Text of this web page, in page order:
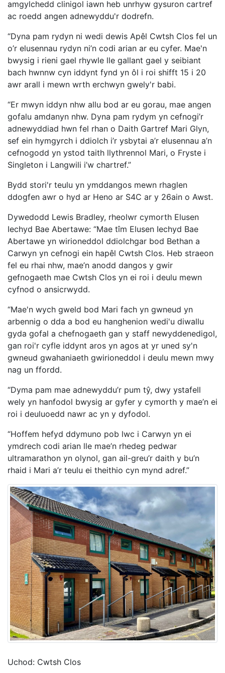
amgylchedd clinigol iawn heb unrhyw gysuron cartref
ac roedd angen adnewyddu'r dodrefn.
“Dyna pam rydyn ni wedi dewis Apêl Cwtsh Clos fel un
o’r elusennau rydyn ni’n codi arian ar eu cyfer. Mae'n
bwysig i rieni gael rhywle lle gallant gael y seibiant
bach hwnnw cyn iddynt fynd yn ôl i roi shifft 15 i 20
awr arall i mewn wrth erchwyn gwely'r babi.
“Er mwyn iddyn nhw allu bod ar eu gorau, mae angen
gofalu amdanyn nhw. Dyna pam rydym yn cefnogi’r
adnewyddiad hwn fel rhan o Daith Gartref Mari Glyn,
sef ein hymgyrch i ddiolch i’r ysbytai a’r elusennau a’n
cefnogodd yn ystod taith llythrennol Mari, o Fryste i
Singleton i Langwili i’w chartref.”
Bydd stori'r teulu yn ymddangos mewn rhaglen
ddogfen awr o hyd ar Heno ar S4C ar y 26ain o Awst.
Dywedodd Lewis Bradley, rheolwr cymorth Elusen
Iechyd Bae Abertawe: “Mae tîm Elusen Iechyd Bae
Abertawe yn wirioneddol ddiolchgar bod Bethan a
Carwyn yn cefnogi ein hapêl Cwtsh Clos. Heb straeon
fel eu rhai nhw, mae’n anodd dangos y gwir
gefnogaeth mae Cwtsh Clos yn ei roi i deulu mewn
cyfnod o ansicrwydd.
“Mae'n wych gweld bod Mari fach yn gwneud yn
arbennig o dda a bod eu hanghenion wedi'u diwallu
gyda gofal a chefnogaeth gan y staff newyddenedigol,
gan roi'r cyfle iddynt aros yn agos at yr uned sy'n
gwneud gwahaniaeth gwirioneddol i deulu mewn mwy
nag un ffordd.
“Dyma pam mae adnewyddu’r pum tŷ, dwy ystafell
wely yn hanfodol bwysig ar gyfer y cymorth y mae’n ei
roi i deuluoedd nawr ac yn y dyfodol.
“Hoffem hefyd ddymuno pob lwc i Carwyn yn ei
ymdrech codi arian lle mae’n rhedeg pedwar
ultramarathon yn olynol, gan ail-greu’r daith y bu’n
rhaid i Mari a’r teulu ei theithio cyn mynd adref.”
Uchod: Cwtsh Clos